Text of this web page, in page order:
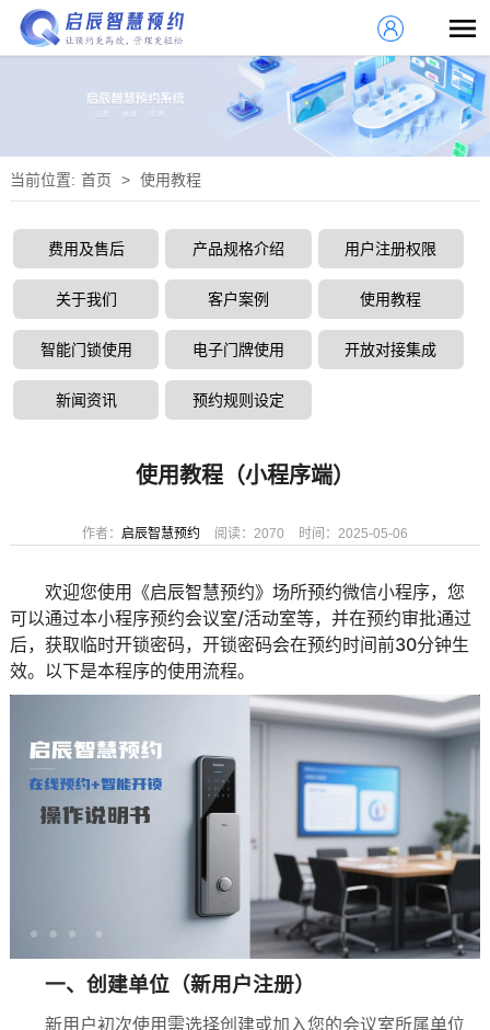
当前位置: 首页 > 使用教程
费用及售后 产品规格介绍 用户注册权限
关于我们 客户案例 使用教程
智能门锁使用 电子门牌使用 开放对接集成
新闻资讯 预约规则设定
使用教程（小程序端）
作者： 启辰智慧预约 阅读：2070 时间：2025-05-06
欢迎您使用《启辰智慧预约》场所预约微信小程序，您
可以通过本小程序预约会议室/活动室等，并在预约审批通过
后，获取临时开锁密码，开锁密码会在预约时间前30分钟生
效。以下是本程序的使用流程。
一、创建单位（新用户注册）
新用户初次使用需选择创建或加入您的会议室所属单位